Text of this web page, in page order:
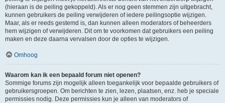
(hieraan is de peiling gekoppeld). Als er nog geen stemmen zijn uitgebracht,
kunnen gebruikers de peiling verwijderen of iedere peilingsoptie wijzigen.
Maar, als er reeds gestemd is, dan kunnen alleen moderators of beheerders
hem wijzigen of verwijderen. Dit om te voorkomen dat gebruikers een peiling
maken en deze daarna vervalsen door de opties te wijzigen.
Omhoog
Waarom kan ik een bepaald forum niet openen?
Sommige forums zijn mogelijk alleen toegankelijk voor bepaalde gebruikers of
gebruikersgroepen. Om berichten te zien, lezen, plaatsen, enz. heb je speciale
permissies nodig. Deze permissies kun je alleen van moderators of